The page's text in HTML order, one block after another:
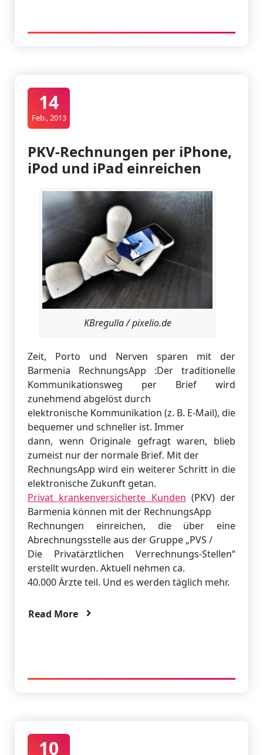
14
Feb., 2013
PKV-Rechnungen per iPhone,
iPod und iPad einreichen
KBregulla / pixelio.de
Zeit, Porto und Nerven sparen mit der
Barmenia RechnungsApp :Der traditionelle
Kommunikationsweg per Brief wird
zunehmend abgelöst durch
elektronische Kommunikation (z. B. E-Mail), die
bequemer und schneller ist. Immer
dann, wenn Originale gefragt waren, blieb
zumeist nur der normale Brief. Mit der
RechnungsApp wird ein weiterer Schritt in die
elektronische Zukunft getan.
Privat krankenversicherte Kunden (PKV) der
Barmenia können mit der RechnungsApp
Rechnungen einreichen, die über eine
Abrechnungsstelle aus der Gruppe „PVS /
Die Privatärztlichen Verrechnungs-Stellen“
erstellt wurden. Aktuell nehmen ca.
40.000 Ärzte teil. Und es werden täglich mehr.
Read More
10